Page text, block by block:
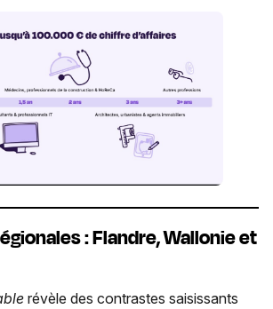
: Flandre, Wallonie et
révèle des contrastes saisissants